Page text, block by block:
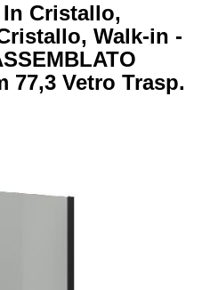
Cristallo,
Walk-in -
77,3 Vetro Trasp.